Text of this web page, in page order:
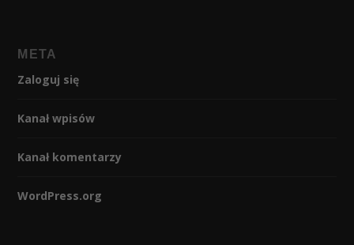
META
Zaloguj się
Kanał wpisów
Kanał komentarzy
WordPress.org